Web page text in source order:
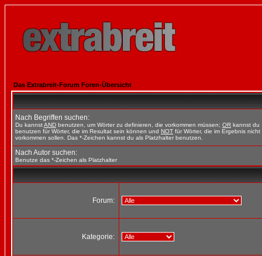
Das Extrabreit-Forum Foren-Übersicht
Nach Begriffen suchen:
Du kannstAND benutzen, um Wörter zu definieren, die vorkommen müssen; OR kannst du
benutzen für Wörter, die im Resultat sein können und NOT für Wörter, die im Ergebnis nicht
vorkommen sollen. Das *-Zeichen kannst du als Platzhalter benutzen.
Nach Autor suchen:
Benutze das *-Zeichen als Platzhalter
Forum:
Kategorie: